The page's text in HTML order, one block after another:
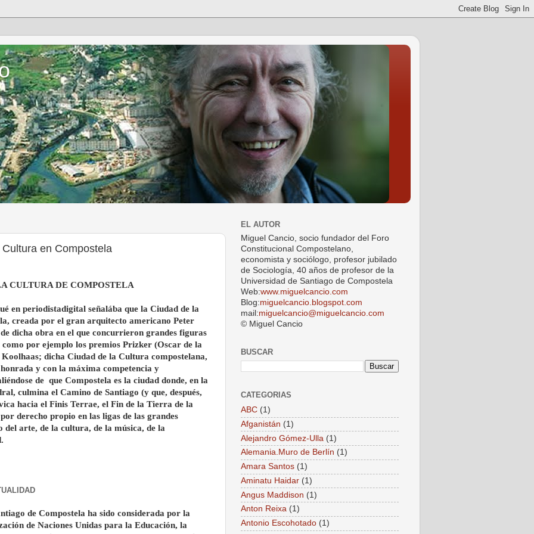
en Compostela
CULTURA DE COMPOSTELA
en periodistadigital señalába que la Ciudad de la
creada por el gran arquitecto americano Peter
dicha obra en el que concurrieron grandes figuras
por ejemplo los premios Prizker (Oscar de la
dicha Ciudad de la Cultura compostelana,
y con la máxima competencia y
de que Compostela es la ciudad donde, en la
culmina el Camino de Santiago (y que, después,
hacia el Finis Terrae, el Fin de la Tierra de la
derecho propio en las ligas de las grandes
del arte, de la cultura, de la música, de la
de Compostela ha sido considerada por la
de Naciones Unidas para la Educación, la
EL AUTOR
Miguel Cancio, socio fundador del Foro
Constitucional Compostelano,
economista y sociólogo, profesor jubilado
de Sociología, 40 años de profesor de la
Universidad de Santiago de Compostela
Web:www.miguelcancio.com
Blog:miguelcancio.blogspot.com
mail:miguelcancio@miguelcancio.com
© Miguel Cancio
BUSCAR
CATEGORIAS
ABC (1)
Afganistán (1)
Alejandro Gómez-Ulla (1)
Alemania.Muro de Berlín (1)
Amara Santos (1)
Aminatu Haidar (1)
Angus Maddison (1)
Anton Reixa (1)
Antonio Escohotado (1)